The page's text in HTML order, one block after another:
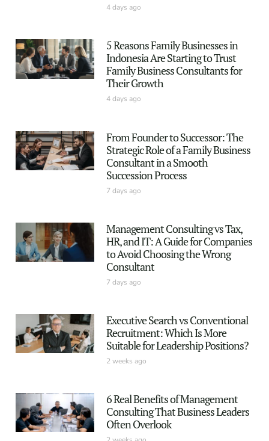
4 days ago
5 Reasons Family Businesses in
Indonesia Are Starting to Trust
Family Business Consultants for
Their Growth
4 days ago
From Founder to Successor: The
Strategic Role of a Family Business
Consultant in a Smooth
Succession Process
7 days ago
Management Consulting vs Tax,
HR, and IT: A Guide for Companies
to Avoid Choosing the Wrong
Consultant
7 days ago
Executive Search vs Conventional
Recruitment: Which Is More
Suitable for Leadership Positions?
2 weeks ago
6 Real Benefits of Management
Consulting That Business Leaders
Often Overlook